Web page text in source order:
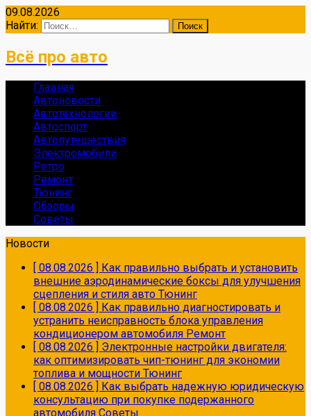
09.08.2026
Найти:
Всё про авто
Главная
Автоновости
Автотехнологии
Автоспорт
Автопутешествия
Электромобили
Ретро
Ремонт
Тюнинг
Обзоры
Советы
Новости
[ 08.08.2026 ] Как правильно выбрать и установить
внешние аэродинамические боксы для улучшения
сцепления и стиля авто Тюнинг
[ 08.08.2026 ] Как правильно диагностировать и
устранить неисправность блока управления
кондиционером автомобиля Ремонт
[ 08.08.2026 ] Электронные настройки двигателя:
как оптимизировать чип-тюнинг для экономии
топлива и мощности Тюнинг
[ 08.08.2026 ] Как выбрать надежную юридическую
консультацию при покупке подержанного
автомобиля Советы